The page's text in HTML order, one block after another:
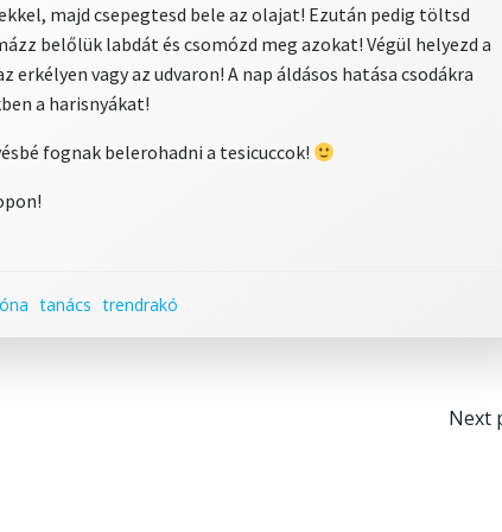
majd csepegtesd bele az olajat! Ezután pedig töltsd
belőlük labdát és csomózd meg azokat! Végül helyezd a
vagy az udvaron! A nap áldásos hatása csodákra
a harisnyákat!
fognak belerohadni a tesicuccok!
tanács trendrakó
Next